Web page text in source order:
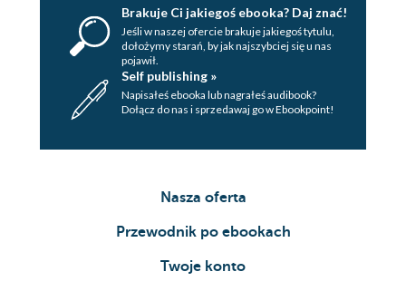
Brakuje Ci jakiegoś ebooka? Daj znać!
Jeśli w naszej ofercie brakuje jakiegoś tytulu,
dołożymy starań, by jak najszybciej się u nas
pojawił.
Self publishing »
Napisałeś ebooka lub nagrałeś audibook?
Dołącz do nas i sprzedawaj go w Ebookpoint!
Nasza oferta
Przewodnik po ebookach
Twoje konto